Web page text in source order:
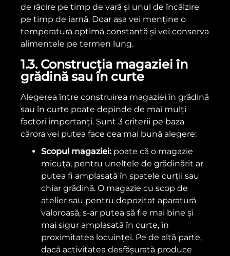
de răcire pe timp de vară și unul de încălzire
pe timp de iarnă. Doar așa vei menține o
temperatură optimă constantă și vei conserva
alimentele pe termen lung.
1.3. Construcția magaziei în
grădină sau în curte
Alegerea între construirea magaziei în grădină
sau în curte poate depinde de mai mulți
factori importanți. Sunt 3 criterii pe baza
cărora vei putea face cea mai bună alegere:
Scopul magaziei: poate că o magazie
micuță, pentru uneltele de grădinărit ar
putea fi amplasată în spatele curții sau
chiar grădină. O magazie cu scop de
atelier sau pentru depozitat aparatură
valoroasă, s-ar putea să fie mai bine și
mai sigur amplasată în curte, în
proximitatea locuinței. Pe de altă parte,
dacă activitatea desfășurată produce